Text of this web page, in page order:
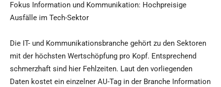
Fokus Information und Kommunikation: Hochpreisige
Ausfälle im Tech-Sektor
Die IT- und Kommunikationsbranche gehört zu den Sektoren
mit der höchsten Wertschöpfung pro Kopf. Entsprechend
schmerzhaft sind hier Fehlzeiten. Laut den vorliegenden
Daten kostet ein einzelner AU-Tag in der Branche Information